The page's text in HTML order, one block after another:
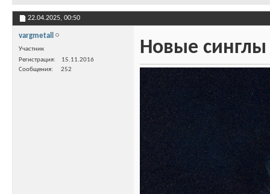
22.04.2025, 00:50
vargmetall
Участник
Регистрация
15.11.2016
Сообщения
252
Новые синглы